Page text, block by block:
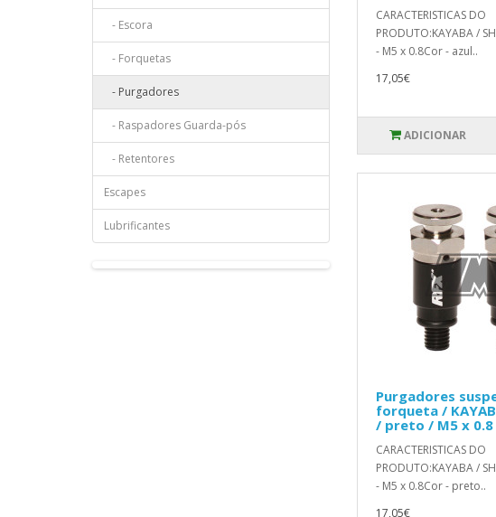
- Escora
- Forquetas
- Purgadores
- Raspadores Guarda-pós
- Retentores
Escapes
Lubrificantes
CARACTERISTICAS DO
PRODUTO:KAYABA /
- M5 x 0.8Cor - azul..
17,05€
ADICIONAR
Purgadores
forqueta /
/ preto / M5 x 0.8
CARACTERISTICAS DO
PRODUTO:KAYABA /
- M5 x 0.8Cor - preto..
17,05€